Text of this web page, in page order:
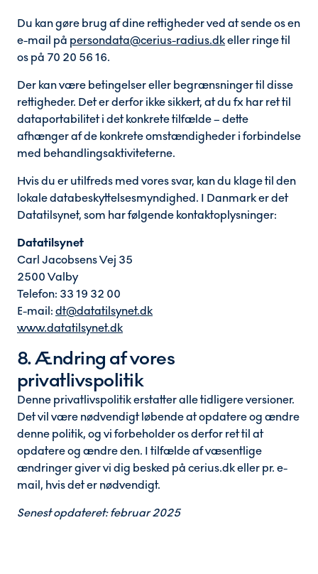
Du kan gøre brug af dine rettigheder ved at sende os en
e-mail på persondata@cerius-radius.dkeller ringe til
os på 70 20 56 16.
Der kan være betingelser eller begrænsninger til disse
rettigheder. Det er derfor ikke sikkert, at du fx har ret til
dataportabilitet i det konkrete tilfælde – dette
afhænger af de konkrete omstændigheder i forbindelse
med behandlingsaktiviteterne.
Hvis du er utilfreds med vores svar, kan du klage til den
lokale databeskyttelsesmyndighed. I Danmark er det
Datatilsynet, som har følgende kontaktoplysninger:
Datatilsynet
Carl Jacobsens Vej 35
2500 Valby
Telefon: 33 19 32 00
E-mail: dt@datatilsynet.dk
www.datatilsynet.dk
8. Ændring af vores
privatlivspolitik
Denne privatlivspolitik erstatter alle tidligere versioner.
Det vil være nødvendigt løbende at opdatere og ændre
denne politik, og vi forbeholder os derfor ret til at
opdatere og ændre den. I tilfælde af væsentlige
ændringer giver vi dig besked på cerius.dk eller pr. e-
mail, hvis det er nødvendigt.
Senest opdateret: februar 2025